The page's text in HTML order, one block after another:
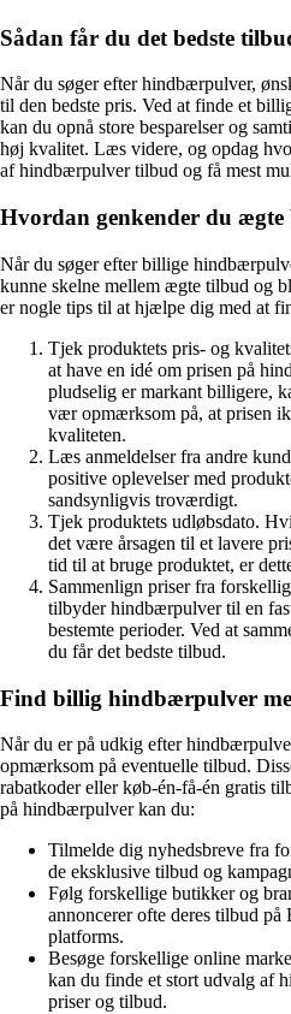
Sådan får du det bedste
Når du søger efter hindbærpulver,
til den bedste pris. Ved at finde et
kan du opnå store besparelser og
høj kvalitet. Læs videre, og opdag
af hindbærpulver tilbud og få mest
Hvordan genkender du
Når du søger efter billige
kunne skelne mellem ægte tilbud og
er nogle tips til at hjælpe dig med at
Tjek produktets pris- og
at have en idé om prisen på
pludselig er markant billigere,
vær opmærksom på, at prisen
kvaliteten.
Læs anmeldelser fra andre
positive oplevelser med
sandsynligvis troværdigt.
Tjek produktets udløbsdato.
det være årsagen til et lavere
tid til at bruge produktet, er
Sammenlign priser fra
tilbyder hindbærpulver til en
bestemte perioder. Ved at
du får det bedste tilbud.
Find billig hindbærpulver
Når du er på udkig efter
opmærksom på eventuelle tilbud.
rabatkoder eller køb-én-få-én gratis
på hindbærpulver kan du:
Tilmelde dig nyhedsbreve fra
de eksklusive tilbud og
Følg forskellige butikker og
annoncerer ofte deres tilbud på
platforms.
Besøge forskellige online
kan du finde et stort udvalg af
priser og tilbud.